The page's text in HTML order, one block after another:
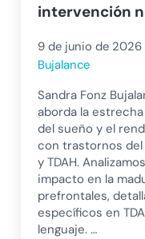
intervención
9 de junio de 2026
Bujalance
Sandra Fonz
aborda la
del sueño y el
con trastornos
y TDAH.
impacto en la
prefrontales,
específicos en
lenguaje. …